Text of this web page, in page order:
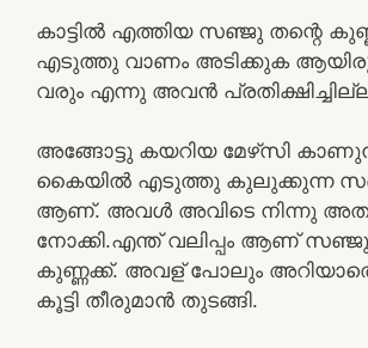
കാട്ടിൽ എത്തിയ സഞ്ജു തന്റെ
എടുത്തു വാണം അടിക്കുക
വരും എന്നു അവൻ
അങ്ങോട്ടു കയറിയ മേഴ്‌സി
കൈയിൽ എടുത്തു കുലുക്കുന്ന
ആണ്. അവൾ അവിടെ നിന്നു
നോക്കി.എന്ത് വലിപ്പം ആണ്
കുണ്ണക്ക്. അവള് പോലും
കൂട്ടി തീരുമാൻ തുടങ്ങി.